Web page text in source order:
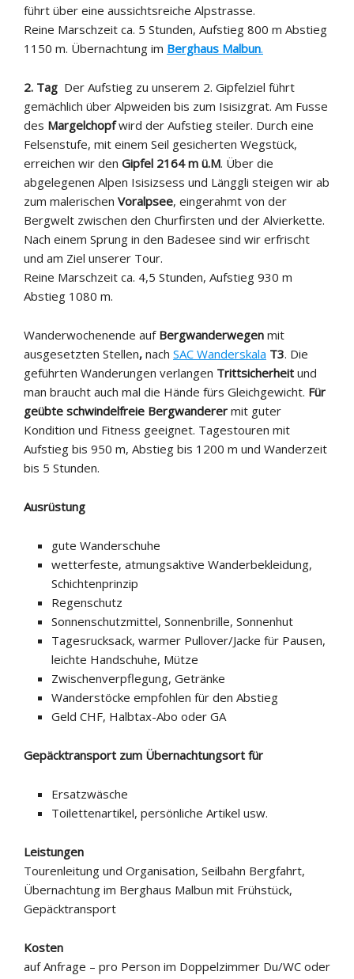
führt über eine aussichtsreiche Alpstrasse.
Reine Marschzeit ca. 5 Stunden, Aufstieg 800 m Abstieg
1150 m. Übernachtung im Berghaus Malbun.
2. Tag Der Aufstieg zu unserem 2. Gipfelziel führt
gemächlich über Alpweiden bis zum Isisizgrat. Am Fusse
des Margelchopfwird der Aufstieg steiler. Durch eine
Felsenstufe, mit einem Seil gesicherten Wegstück,
erreichen wir den Gipfel 2164 m ü.M. Über die
abgelegenen Alpen Isisizsess und Länggli steigen wir ab
zum malerischen Voralpsee, eingerahmt von der
Bergwelt zwischen den Churfirsten und der Alvierkette.
Nach einem Sprung in den Badesee sind wir erfrischt
und am Ziel unserer Tour.
Reine Marschzeit ca. 4,5 Stunden, Aufstieg 930 m
Abstieg 1080 m.
Wanderwochenende auf Bergwanderwegen mit
ausgesetzten Stellen, nach SAC Wanderskala T3. Die
geführten Wanderungen verlangen Trittsicherheit und
man braucht auch mal die Hände fürs Gleichgewicht. Für
geübte schwindelfreie Bergwanderer mit guter
Kondition und Fitness geeignet. Tagestouren mit
Aufstieg bis 950 m, Abstieg bis 1200 m und Wanderzeit
bis 5 Stunden.
Ausrüstung
gute Wanderschuhe
wetterfeste, atmungsaktive Wanderbekleidung,
Schichtenprinzip
Regenschutz
Sonnenschutzmittel, Sonnenbrille, Sonnenhut
Tagesrucksack, warmer Pullover/Jacke für Pausen,
leichte Handschuhe, Mütze
Zwischenverpflegung, Getränke
Wanderstöcke empfohlen für den Abstieg
Geld CHF, Halbtax-Abo oder GA
Gepäcktransport zum Übernachtungsort für
Ersatzwäsche
Toilettenartikel, persönliche Artikel usw.
Leistungen
Tourenleitung und Organisation, Seilbahn Bergfahrt,
Übernachtung im Berghaus Malbun mit Frühstück,
Gepäcktransport
Kosten
auf Anfrage – pro Person im Doppelzimmer Du/WC oder